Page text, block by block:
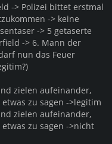
-> Polizei bittet erstmal
-> keine
-> 5 getaserte
-> 6. Mann der
nun das Feuer
zielen aufeinander,
zu sagen ->legitim
zielen aufeinander,
zu sagen ->nicht